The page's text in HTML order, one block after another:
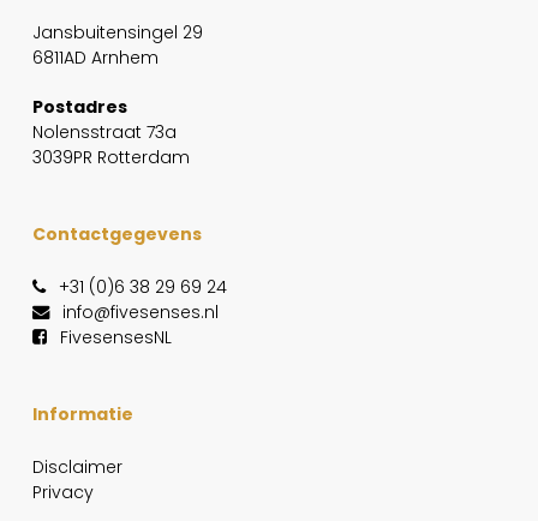
Jansbuitensingel 29
6811AD Arnhem
Postadres
Nolensstraat 73a
3039PR Rotterdam
Contactgegevens
+31 (0)6 38 29 69 24
info@fivesenses.nl
FivesensesNL
Informatie
Disclaimer
Privacy